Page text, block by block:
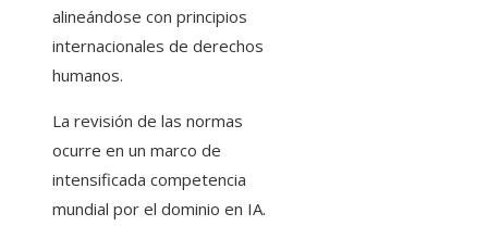
alineándose con principios
internacionales de derechos
humanos.
La revisión de las normas
ocurre en un marco de
intensificada competencia
mundial por el dominio en IA.